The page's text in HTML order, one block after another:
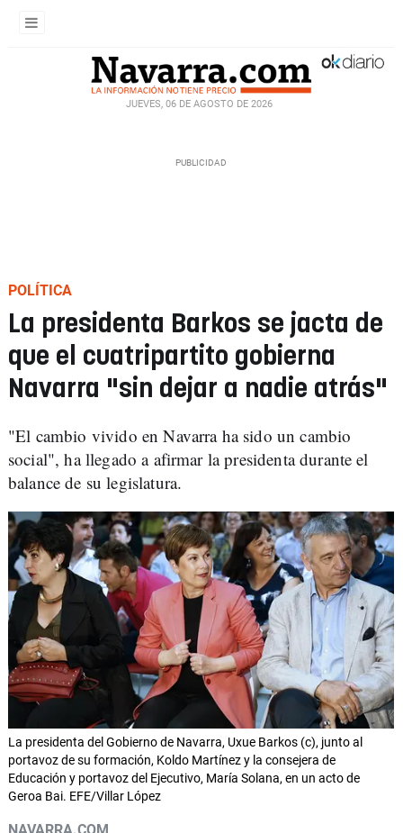
JUEVES, 06 DE AGOSTO DE 2026
POLÍTICA
La presidenta Barkos se jacta de
que el cuatripartito gobierna
Navarra "sin dejar a nadie atrás"
"El cambio vivido en Navarra ha sido un cambio
social", ha llegado a afirmar la presidenta durante el
balance de su legislatura.
La presidenta del Gobierno de Navarra, Uxue Barkos (c), junto al
portavoz de su formación, Koldo Martínez y la consejera de
Educación y portavoz del Ejecutivo, María Solana, en un acto de
Geroa Bai. EFE/Villar López